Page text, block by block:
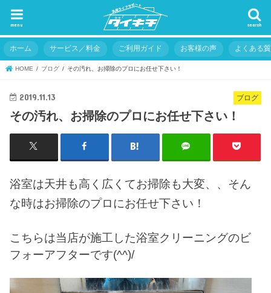
search
menu
ホーム サービス／料金 ご利用ガイド お客様の声 よくある
HOME ブログ その汚れ、お掃除のプロにお任せ下さい！
ブログ
2019.11.13
その汚れ、お掃除のプロにお任せ下さい！
浴室は天井も高く広くてお掃除も大変、、そん
な時はお掃除のプロにお任せ下さい！
こちらは当店が施工した浴室クリーニングのビ
フォーアフターです(^^)/